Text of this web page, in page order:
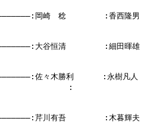
岡崎　稔        :香西隆男
大谷恒清        :細田暉雄
佐々木勝利      :永樹凡人
:
芹川有吾        :木暮輝夫